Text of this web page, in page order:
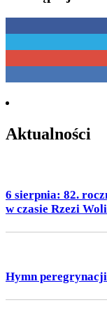
Aktualności
6 sierpnia: 82.
w czasie Rzezi Woli
Hymn